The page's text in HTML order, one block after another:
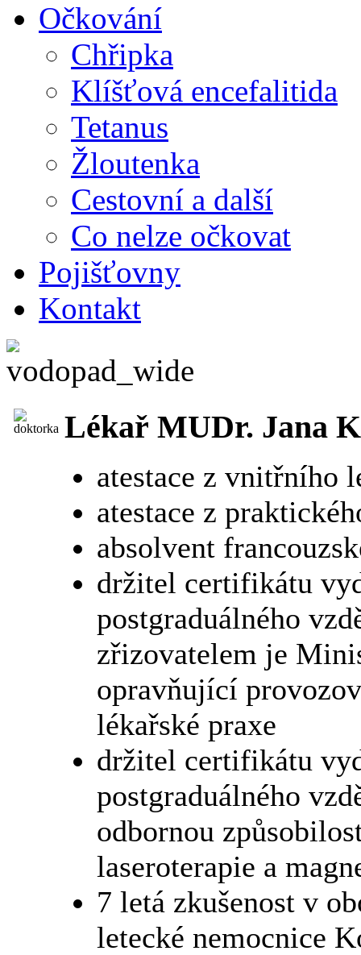
Očkování
Chřipka
Klíšťová encefalitida
Tetanus
Žloutenka
Cestovní a další
Co nelze očkovat
Pojišťovny
Kontakt
Lékař MUDr. Jana
atestace z vnitřního
atestace z
absolvent
držitel certifikátu
postgraduálného
zřizovatelem je
opravňující
lékařské praxe
držitel certifikátu
postgraduálného
odbornou
laseroterapie a
7 letá zkušenost v
letecké nemocnice